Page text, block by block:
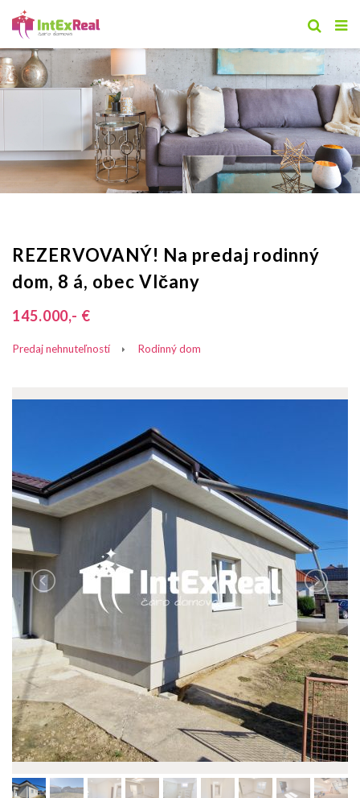
REZERVOVANÝ! Na predaj rodinný
dom, 8 á, obec Vlčany
145.000,- €
Predaj nehnuteľností Rodinný dom